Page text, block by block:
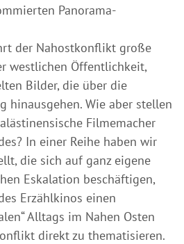
Panorama-
der Nahostkonflikt große
westlichen Öffentlichkeit,
Bilder, die über die
hinausgehen. Wie aber stellen
Filmemacher
In einer Reihe haben wir
die sich auf ganz eigene
Eskalation beschäftigen,
Erzählkinos einen
Alltags im Nahen Osten
direkt zu thematisieren.